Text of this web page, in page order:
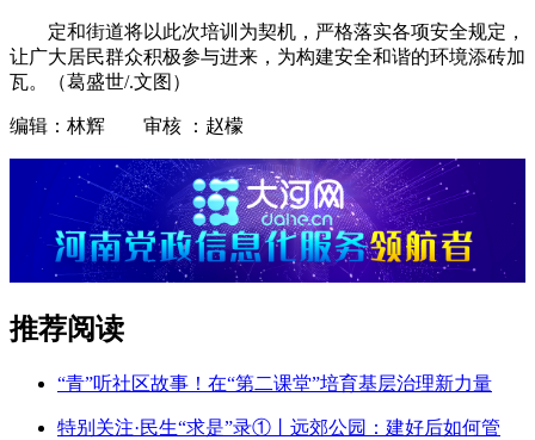
定和街道将以此次培训为契机，严格落实各项安全规定，
让广大居民群众积极参与进来，为构建安全和谐的环境添砖加
瓦。（葛盛世/.文图）
编辑：林辉 审核 ：赵檬
推荐阅读
“青”听社区故事！在“第二课堂”培育基层治理新力量
特别关注·民生“求是”录①丨远郊公园：建好后如何管